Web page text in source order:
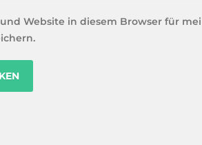
und Website in diesem Browser für